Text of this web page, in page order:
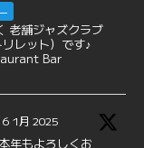
老舗ジャズクラブ
レット）です♪
Bar
6 1月 2025
年もよろしくお